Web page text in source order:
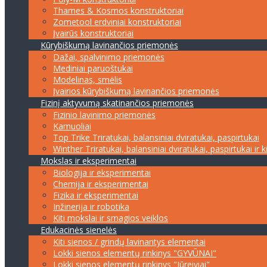
Thames & Kosmos konstruktoriai
Zometool erdviniai konstruktoriai
Įvairūs konstruktoriai
Kūrybiškumą lavinančios priemonės
Dažai, spalvinimo priemonės
Mediniai paruoštukai
Modelinas, smėlis
Įvairios kūrybiškumą lavinančios priemonės
Fizinį aktyvumą skatinančios priemonės
Fizinio lavinimo priemonės
Kamuoliai
Top Trike Triratukai, balansiniai dviratukai, paspirtukai
Winther Triratukai, balansiniai dviratukai, paspirtukai ir
Mokslas ir eksperimentai
Biologija ir eksperimentai
Chemija ir eksperimentai
Fizika ir eksperimentai
Inžinerija ir robotika
Kiti mokslai ir smagios veiklos
Edukacinės sienelės
Kiti sienos / grindų lavinantys elementai
Lokki sienos elementų rinkinys "GYVŪNAI"
Lokki sienos elementų rinkinys "Jūreiviai"